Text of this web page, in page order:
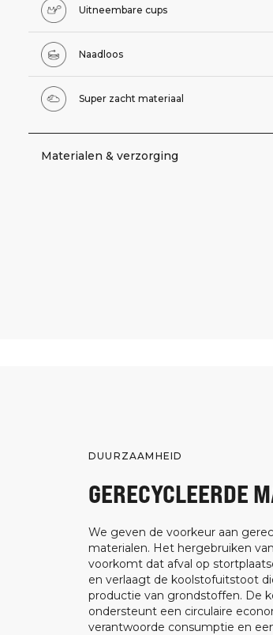
Uitneembare cups
Naadloos
Super zacht materiaal
Materialen & verzorging
DUURZAAMHEID
GERECYCLEERDE
We geven de voorkeur aan
materialen. Het hergebruiken
voorkomt dat afval op
en verlaagt de koolstofuitstoot
productie van grondstoffen. De
ondersteunt een circulaire
verantwoorde consumptie en